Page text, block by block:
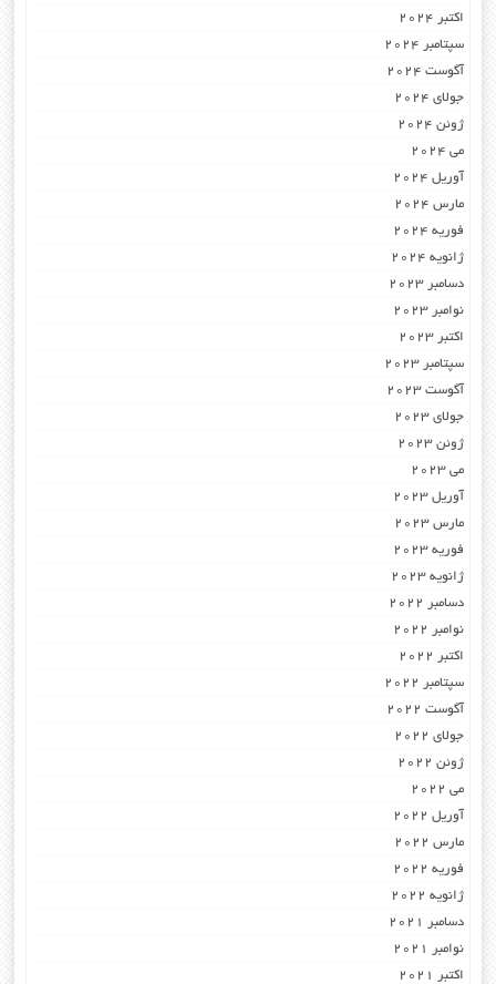
اکتبر 2024
سپتامبر 2024
آگوست 2024
جولای 2024
ژوئن 2024
می 2024
آوریل 2024
مارس 2024
فوریه 2024
ژانویه 2024
دسامبر 2023
نوامبر 2023
اکتبر 2023
سپتامبر 2023
آگوست 2023
جولای 2023
ژوئن 2023
می 2023
آوریل 2023
مارس 2023
فوریه 2023
ژانویه 2023
دسامبر 2022
نوامبر 2022
اکتبر 2022
سپتامبر 2022
آگوست 2022
جولای 2022
ژوئن 2022
می 2022
آوریل 2022
مارس 2022
فوریه 2022
ژانویه 2022
دسامبر 2021
نوامبر 2021
اکتبر 2021